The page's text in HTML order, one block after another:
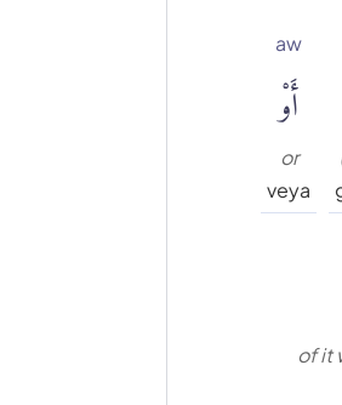
aw
أَوْ
or
veya
of it